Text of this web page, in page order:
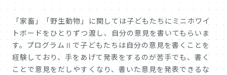
「家畜」「野生動物」に関しては子どもたちにミニホワイ
トボードをひとりずつ渡し、自分の意見を書いてもらいま
す。プログラムⅡで子どもたちは自分の意見を書くことを
経験しており、手をあげて発表をするのが苦手でも、書く
ことで意見をだしやすくなり、書いた意見を発表できるな